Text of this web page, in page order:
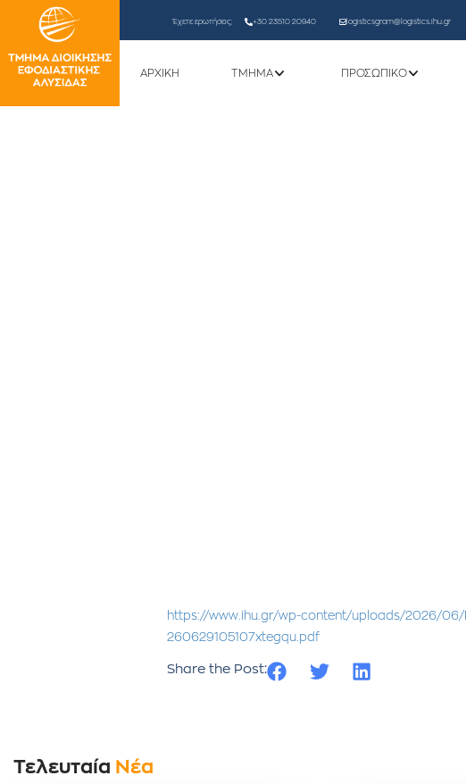
Έχετε ερωτήσεις; +30 23510 20940 logisticsgram@logistics.ihu.gr
ΑΡΧΙΚΗ ΤΜΗΜΑ ΠΡΟΣΩΠΙΚΌ
https://www.ihu.gr/wp-content/uploads/2026/06/
260629105107xtegqu.pdf
Share the Post:
Τελευταία Νέα